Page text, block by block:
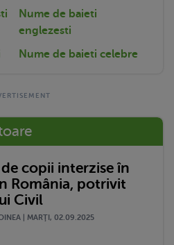
Nume de baieti
englezesti
Nume de baieti celebre
copii interzise în
România, potrivit
Civil
| MARŢI, 02.09.2025